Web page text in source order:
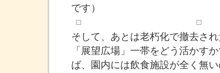
です）
そして、あとは老朽化で撤去さ
「展望広場」一帯をどう活かす
ば、園内には飲食施設が全く無